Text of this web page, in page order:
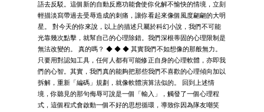
語去反駁。這個新的自動反應功能會使你化解不愉快的情境，立刻
輕描淡寫帶過去受辱造成的刺痛，讓你看起來像個風度翩翩的大明
星。 對今天的你來說，以上的描述只屬於科幻小說，我們不可能
光靠幾次點擊，就幫自己的心理除錯。我們深根蒂固的心理限制是
無法改變的。 真的嗎？ ◆ ◆ ◆ 其實我們不如想像的那般無力。
只要用對認知工具，任何人都有可能修正自身的心理軟體，亦即我
們的心智。其實，我們真的能夠把那些我們不喜歡的心理傾向加以
拆解，重新「編碼」規劃，就像軟體演算法似的。 回到上述情
境，你聽見的那句侮辱可說是一個「輸入」，觸發了一個心理程
式，這個程式會啟動一個不好的思想循環，導致你因為隊友嘲笑